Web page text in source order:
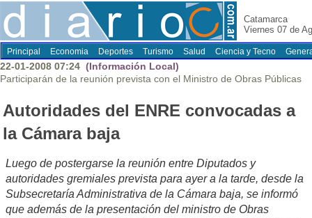
Catamarca
Viernes 07 de
Principal Economia Deportes Turismo Salud Ciencia y Tecno
22-01-2008 07:24 (Información Local)
Participarán de la reunión prevista con el Ministro de Obras Públicas
Autoridades del ENRE convocadas a
la Cámara baja
Luego de postergarse la reunión entre Diputados y
autoridades gremiales prevista para ayer a la tarde, desde la
Subsecretaría Administrativa de la Cámara baja, se informó
que además de la presentación del ministro de Obras